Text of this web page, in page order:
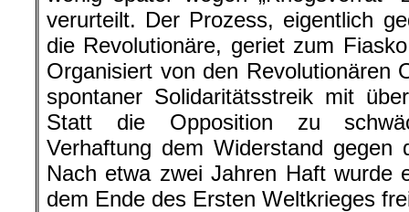
verurteilt. Der Prozess, eigentlich
die Revolutionäre, geriet zum
Organisiert von den Revolutionären
spontaner Solidaritätsstreik mit
Statt die Opposition zu
Verhaftung dem Widerstand gegen
Nach etwa zwei Jahren Haft wurde
dem Ende des Ersten Weltkrieges